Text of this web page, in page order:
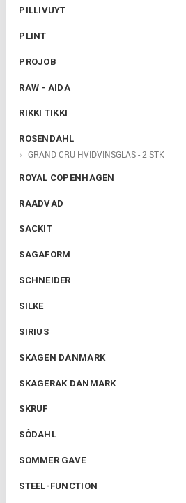
PILLIVUYT
PLINT
PROJOB
RAW - AIDA
RIKKI TIKKI
ROSENDAHL
GRAND CRU HVIDVINSGLAS - 2 STK
ROYAL COPENHAGEN
RAADVAD
SACKIT
SAGAFORM
SCHNEIDER
SILKE
SIRIUS
SKAGEN DANMARK
SKAGERAK DANMARK
SKRUF
SÔDAHL
SOMMER GAVE
STEEL-FUNCTION